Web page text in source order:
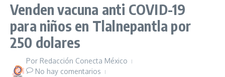
Venden vacuna anti COVID-19
para niños en Tlalnepantla por
250 dolares
Por Redacción Conecta México
No hay comentarios